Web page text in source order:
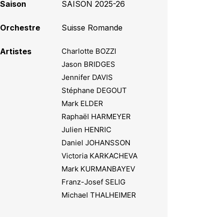
Saison SAISON 2025-26
Orchestre Suisse Romande
Artistes
Charlotte BOZZI
Jason BRIDGES
Jennifer DAVIS
Stéphane DEGOUT
Mark ELDER
Raphaël HARMEYER
Julien HENRIC
Daniel JOHANSSON
Victoria KARKACHEVA
Mark KURMANBAYEV
Franz-Josef SELIG
Michael THALHEIMER